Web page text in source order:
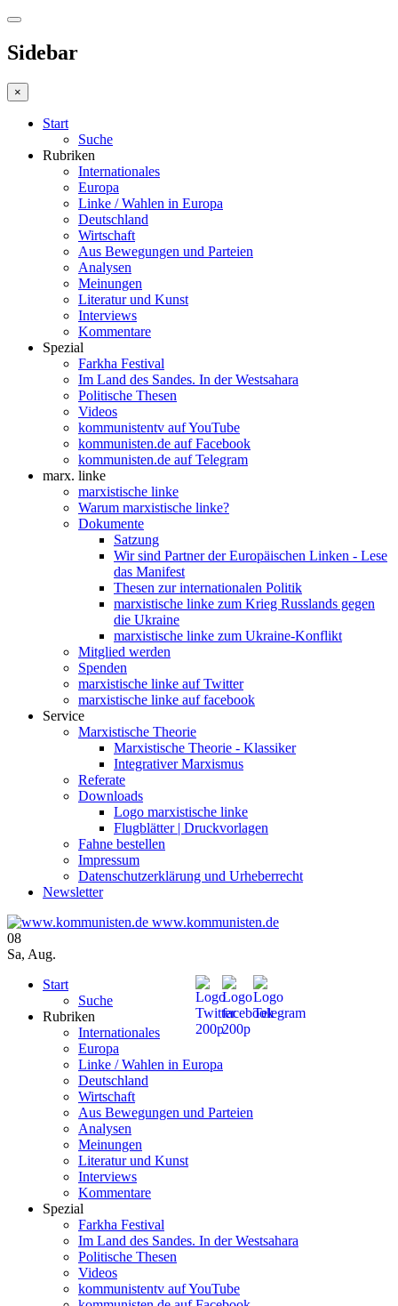
Sidebar
×
Start
Suche
Rubriken
Internationales
Europa
Linke / Wahlen in Europa
Deutschland
Wirtschaft
Aus Bewegungen und Parteien
Analysen
Meinungen
Literatur und Kunst
Interviews
Kommentare
Spezial
Farkha Festival
Im Land des Sandes. In der Westsahara
Politische Thesen
Videos
kommunistentv auf YouTube
kommunisten.de auf Facebook
kommunisten.de auf Telegram
marx. linke
marxistische linke
Warum marxistische linke?
Dokumente
Satzung
Wir sind Partner der Europäischen Linken - Lese
das Manifest
Thesen zur internationalen Politik
marxistische linke zum Krieg Russlands gegen
die Ukraine
marxistische linke zum Ukraine-Konflikt
Mitglied werden
Spenden
marxistische linke auf Twitter
marxistische linke auf facebook
Service
Marxistische Theorie
Marxistische Theorie - Klassiker
Integrativer Marxismus
Referate
Downloads
Logo marxistische linke
Flugblätter | Druckvorlagen
Fahne bestellen
Impressum
Datenschutzerklärung und Urheberrecht
Newsletter
www.kommunisten.de
08
Sa, Aug.
Start
Suche
Rubriken
Internationales
Europa
Linke / Wahlen in Europa
Deutschland
Wirtschaft
Aus Bewegungen und Parteien
Analysen
Meinungen
Literatur und Kunst
Interviews
Kommentare
Spezial
Farkha Festival
Im Land des Sandes. In der Westsahara
Politische Thesen
Videos
kommunistentv auf YouTube